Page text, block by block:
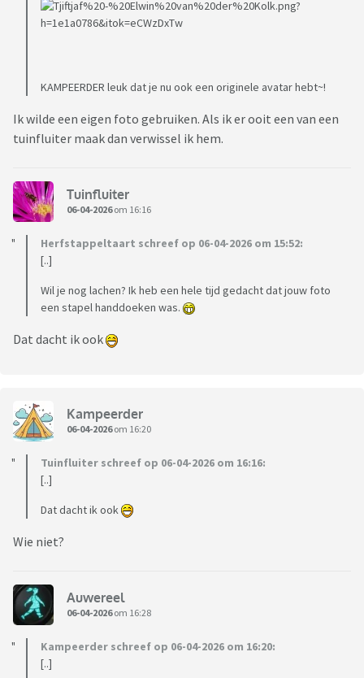
KAMPEERDER leuk dat je nu ook een originele avatar hebt~!
Ik wilde een eigen foto gebruiken. Als ik er ooit een van een
tuinfluiter maak dan verwissel ik hem.
Tuinfluiter
06-04-2026om 16:16
Herfstappeltaart schreef op 06-04-2026 om 15:52:
[..]
Wil je nog lachen? Ik heb een hele tijd gedacht dat jouw foto
een stapel handdoeken was.
Dat dacht ik ook
Kampeerder
06-04-2026om 16:20
Tuinfluiter schreef op 06-04-2026 om 16:16:
[..]
Dat dacht ik ook
Wie niet?
Auwereel
06-04-2026om 16:28
Kampeerder schreef op 06-04-2026 om 16:20:
[..]